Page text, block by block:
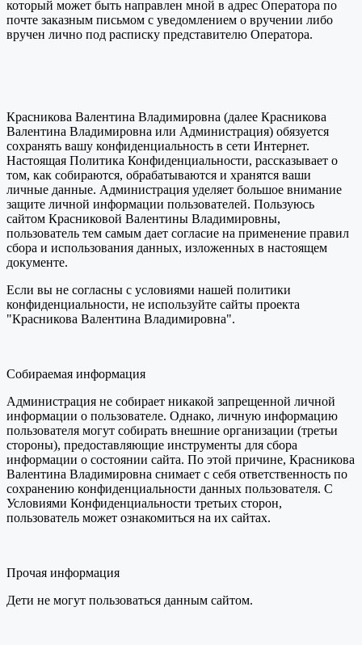
который может быть направлен мной в адрес Оператора по
почте заказным письмом с уведомлением о вручении либо
вручен лично под расписку представителю Оператора.
Красникова Валентина Владимировна (далее Красникова
Валентина Владимировна или Администрация) обязуется
сохранять вашу конфиденциальность в сети Интернет.
Настоящая Политика Конфиденциальности, рассказывает о
том, как собираются, обрабатываются и хранятся ваши
личные данные. Администрация уделяет большое внимание
защите личной информации пользователей. Пользуюсь
сайтом Красниковой Валентины Владимировны,
пользователь тем самым дает согласие на применение правил
сбора и использования данных, изложенных в настоящем
документе.
Если вы не согласны с условиями нашей политики
конфиденциальности, не используйте сайты проекта
"Красникова Валентина Владимировна".
Собираемая информация
Администрация не собирает никакой запрещенной личной
информации о пользователе. Однако, личную информацию
пользователя могут собирать внешние организации (третьи
стороны), предоставляющие инструменты для сбора
информации о состоянии сайта. По этой причине, Красникова
Валентина Владимировна снимает с себя ответственность по
сохранению конфиденциальности данных пользователя. С
Условиями Конфиденциальности третьих сторон,
пользователь может ознакомиться на их сайтах.
Прочая информация
Дети не могут пользоваться данным сайтом.